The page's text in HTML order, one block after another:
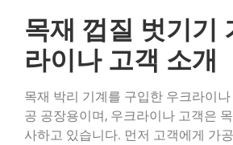
목재 껍질 벗기기
라이나 고객 소개
목재 박리 기계를 구입한 우크라이
공 공장용이며, 우크라이나 고객은
사하고 있습니다. 먼저 고객에게 가